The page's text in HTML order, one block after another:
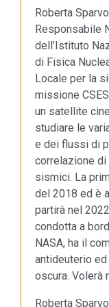
Roberta
Responsabile
dell’Istituto
di Fisica
Locale per la
missione
un satellite
studiare le
e dei flussi di
correlazione di
sismici. La
del 2018 ed è
partirà nel
condotta a
NASA, ha il
antideuterio
oscura. Volerà
Roberta